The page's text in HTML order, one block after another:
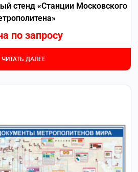
стенд «Станции Московского
по запросу
ЧИТАТЬ ДАЛЕЕ